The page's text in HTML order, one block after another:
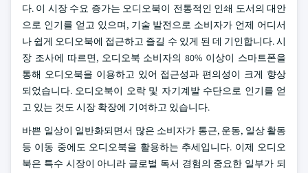
다. 이 시장 수요 증가는 오디오북이 전통적인 인쇄 도서의 대안
으로 인기를 얻고 있으며, 기술 발전으로 소비자가 언제 어디서
나 쉽게 오디오북에 접근하고 즐길 수 있게 된 데 기인합니다. 시
장 조사에 따르면, 오디오북 소비자의 80% 이상이 스마트폰을
통해 오디오북을 이용하고 있어 접근성과 편의성이 크게 향상
되었습니다. 오디오북이 오락 및 자기계발 수단으로 인기를 얻
고 있는 것도 시장 확장에 기여하고 있습니다.
바쁜 일상이 일반화되면서 많은 소비자가 통근, 운동, 일상 활동
등 이동 중에도 오디오북을 활용하는 추세입니다. 이제 오디오
북은 특수 시장이 아니라 글로벌 독서 경험의 중요한 일부가 되